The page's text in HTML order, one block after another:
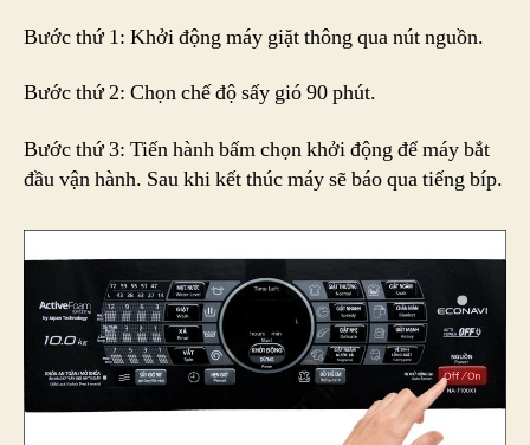
Bước thứ 1: Khởi động máy giặt thông qua nút nguồn.
Bước thứ 2: Chọn chế độ sấy gió 90 phút.
Bước thứ 3: Tiến hành bấm chọn khởi động để máy bắt
đầu vận hành. Sau khi kết thúc máy sẽ báo qua tiếng bíp.